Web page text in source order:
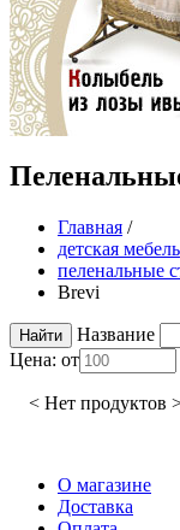
Главная /
детская мебель
пеленальные
Brevi
Название
Цена: от
< Нет продуктов
О магазине
Доставка